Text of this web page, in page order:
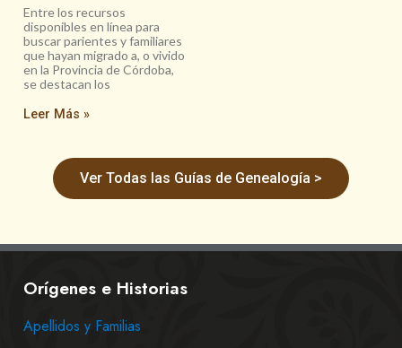
Entre los recursos
disponibles en línea para
buscar parientes y familiares
que hayan migrado a, o vivido
en la Provincia de Córdoba,
se destacan los
Leer Más »
Ver Todas las Guías de Genealogía >
Orígenes e Historias
Apellidos y Familias